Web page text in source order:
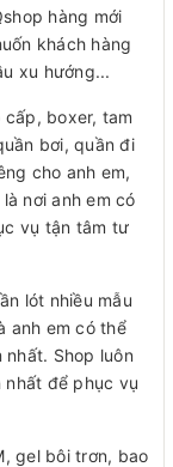
hàng mới
khách hàng
xu hướng...
boxer, tam
bơi, quần đi
cho anh em,
nơi anh em có
vụ tận tâm tư
lót nhiều mẫu
anh em có thể
Shop luôn
để phục vụ
gel bôi trơn, bao